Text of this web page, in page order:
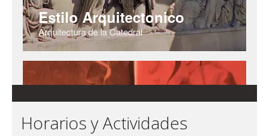
Horarios y Actividades